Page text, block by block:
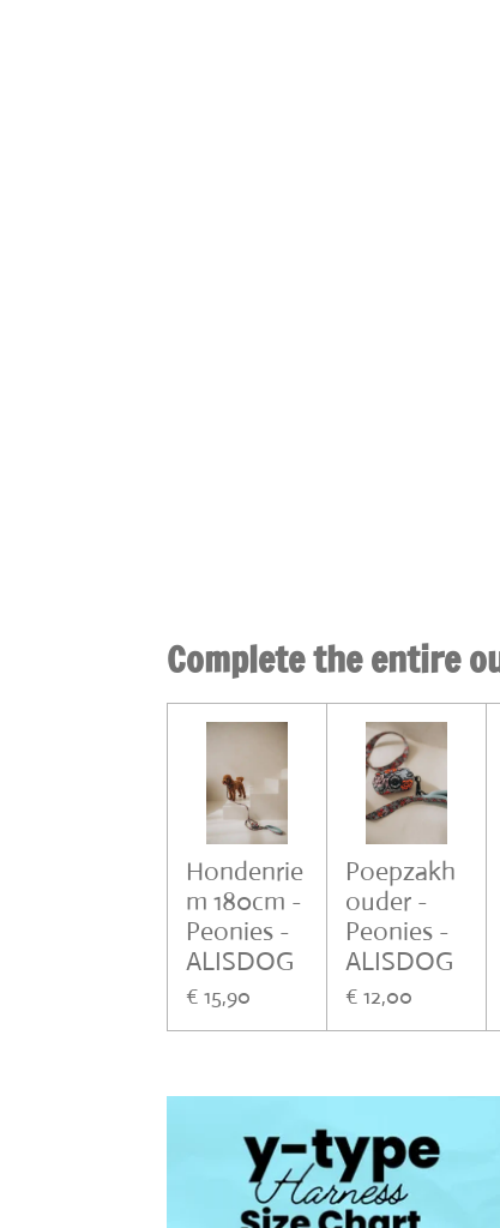
Complete the entire
Hondenrie
m 180cm -
Peonies -
ALISDOG
€ 15,90
Poepzakh
ouder -
Peonies -
ALISDOG
€ 12,00